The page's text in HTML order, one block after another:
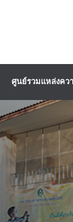
ศูนย์รวมแหล่งคว